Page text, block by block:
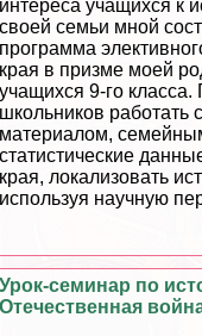
интереса учащихся к
своей семьи мной
программа
края в призме моей
учащихся 9-го класса.
школьников работать
материалом,
статистические
края, локализовать
используя научную
Урок-семинар по
Отечественная